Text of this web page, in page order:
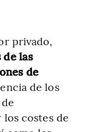
privado,
las
de
de los
costes de